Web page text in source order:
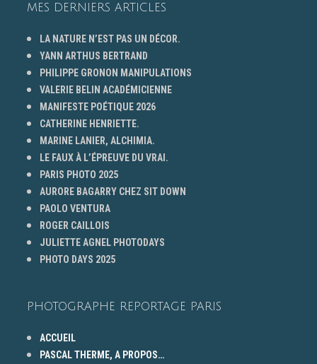
MES DERNIERS ARTICLES
LA NATURE N’EST PAS UN DÉCOR.
YANN ARTHUS BERTRAND
PHILIPPE GRONON MANIPULATIONS
VALERIE BELIN ACADÉMICIENNE
MANIFESTE POÉTIQUE 2026
CATHERINE HENRIETTE.
MARINE LANIER, ALCHIMIA.
LE FAUX À L’ÉPREUVE DU VRAI.
PARIS PHOTO 2025
AURORE BAGARRY CHEZ SIT DOWN
PAOLO VENTURA
ROGER CAILLOIS
JULIETTE AGNEL PHOTODAYS
PHOTO DAYS 2025
PHOTOGRAPHE REPORTAGE PARIS
ACCUEIL
PASCAL THERME, A PROPOS…